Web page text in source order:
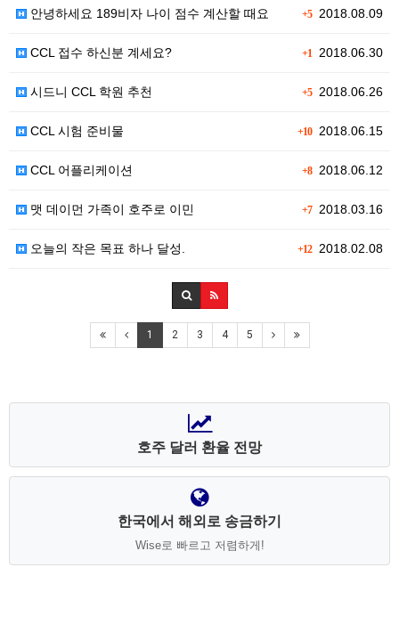
+52018.08.09
안녕하세요 189비자 나이 점수 계산할 때요
+1 2018.06.30
CCL 접수 하신분 계세요?
+52018.06.26
시드니 CCL 학원 추천
+102018.06.15
CCL 시험 준비물
+82018.06.12
CCL 어플리케이션
+72018.03.16
맷 데이먼 가족이 호주로 이민
+122018.02.08
오늘의 작은 목표 하나 달성.
1 2 3 4 5
호주 달러 환율 전망
한국에서 해외로 송금하기
Wise로 빠르고 저렴하게!